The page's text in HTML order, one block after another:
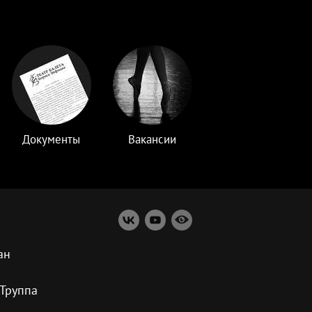
Документы Вакансии